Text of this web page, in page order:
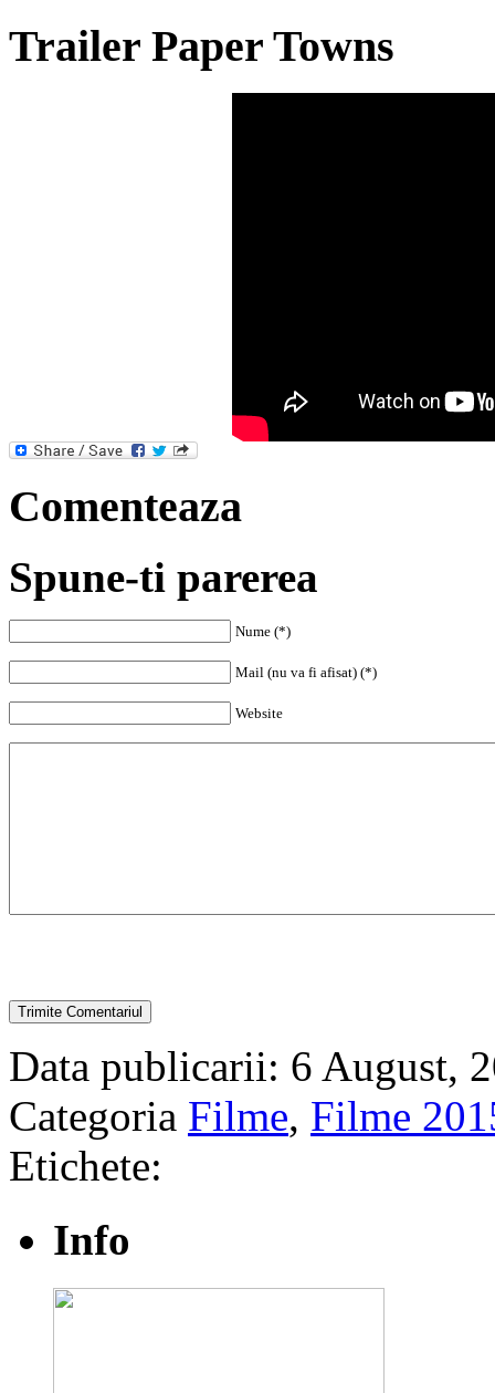
Trailer Paper Towns
Comenteaza
Spune-ti parerea
Nume (*)
Mail (nu va fi afisat) (*)
Website
Data publicarii: 6 August,
Categoria Filme, Filme
Etichete:
Info